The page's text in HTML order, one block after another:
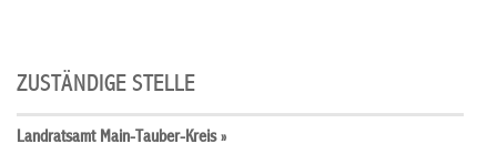
ZUSTÄNDIGE STELLE
Landratsamt Main-Tauber-Kreis »